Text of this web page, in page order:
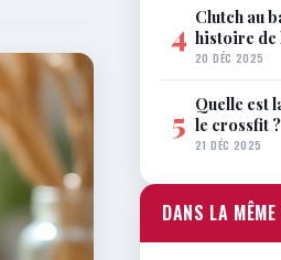
4 Clutch au
histoire de
20 DÉC 2025
5 Quelle est
le crossfit ?
21 DÉC 2025
DANS LA MÊME